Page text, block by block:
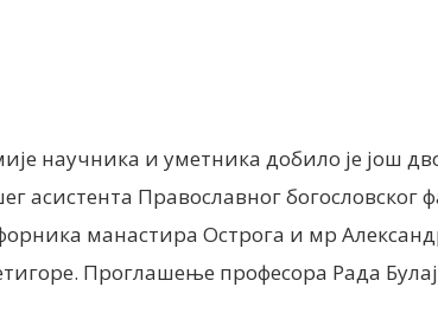
научника и уметника добило је још
Православног богословског
манастира Острога и мр
Проглашење професора Рада